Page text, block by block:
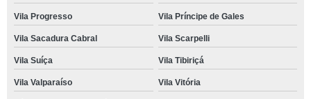
Vila Progresso Vila Príncipe de Gales
Vila Sacadura Cabral Vila Scarpelli
Vila Suíça Vila Tibiriçá
Vila Valparaíso Vila Vitória